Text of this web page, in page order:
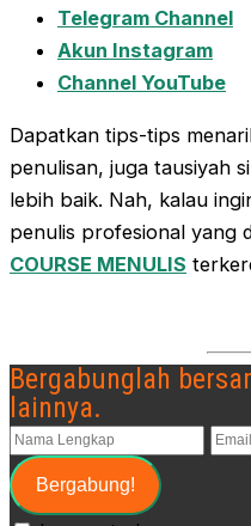
Telegram Channel
Akun Instagram
Channel YouTube
Dapatkan tips-tips
penulisan, juga tausiyah
lebih baik. Nah, kalau
penulis profesional yang
COURSE MENULIS
Bergabunglah
lainnya.